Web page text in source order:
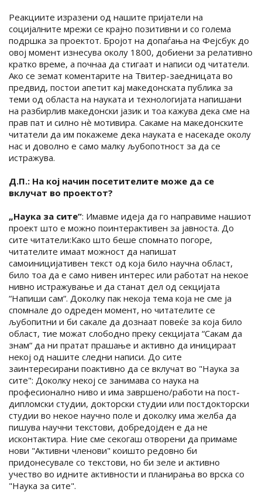
Реакциите изразени од нашите пријатели на
социјалните мрежи се крајно позитивни и со голема
подршка за проектот. Бројот на допаѓања на Фејсбук до
овој момент изнесува околу 1800, добиени за релативно
кратко време, а почнаа да стигаат и написи од читатели.
Ако се земат коментарите на Твитер-заедницата во
предвид, постои апетит кај македонската публика за
теми од областа на науката и технологијата напишани
на разбирлив македонски јазик и тоа кажува дека сме на
прав пат и силно нè мотивира. Сакаме на македонските
читатели да им покажеме дека науката е насекаде околу
нас и доволно е само малку љубопотност за да се
истражува.
Д.П.: На кој начин посетителите може да се
вклучат во проектот?
„Наука за сите“: Имавме идеја да го направиме нашиот
проект што е можно поинтерактивен за јавноста. До
сите читатели:Како што беше спомнато погоре,
читателите имаат можност да напишат
самоиницијативен текст од која било научна област,
било тоа да е само нивен интерес или работат на некое
нивно истражување и да станат дел од секцијата
“Напиши сам“. Доколку пак некоја тема која не сме ја
спомнале до одреден момент, но читателите се
љубопитни и би сакале да дознаат повеќе за која било
област, тие можат слободно преку секцијата “Сакам да
знам“ да ни пратат прашање и активно да иницираат
некој од нашите следни написи. До сите
заинтересирани поактивно да се вклучат во "Наука за
сите": Доколку некој се занимава со наука на
професионално ниво и има завршено/работи на пост-
дипломски студии, докторски студии или постдокторски
студии во некое научно поле и доколку има желба да
пишува научни текстови, добредојден е да не
исконтактира. Ние сме секогаш отворени да примаме
нови "Активни членови" коишто редовно би
придонесувале со текстови, но би зеле и активно
учество во идните активности и планирања во врска со
"Наука за сите".